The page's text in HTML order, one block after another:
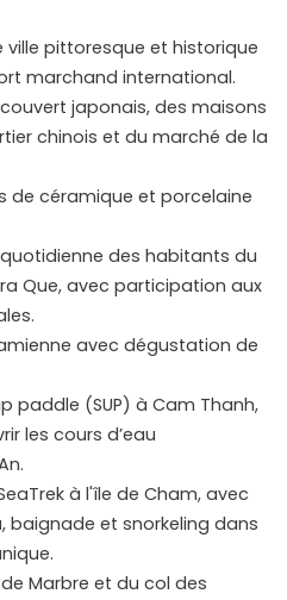
ville pittoresque et historique
marchand international.
japonais, des maisons
chinois et du marché de la
de céramique et porcelaine
des habitants du
Que, avec participation aux
avec dégustation de
paddle (SUP) à Cam Thanh,
les cours d’eau
à l'île de Cham, avec
baignade et snorkeling dans
Marbre et du col des